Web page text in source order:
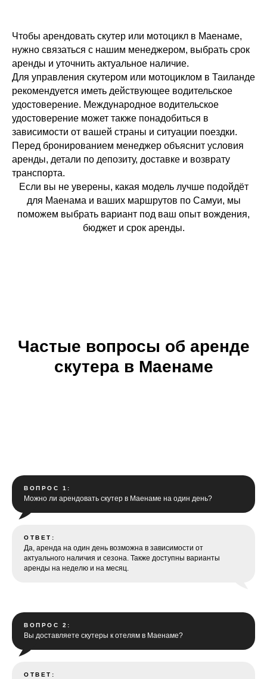
Чтобы арендовать скутер или мотоцикл в Маенаме,
нужно связаться с нашим менеджером, выбрать срок
аренды и уточнить актуальное наличие.
Для управления скутером или мотоциклом в Таиланде
рекомендуется иметь действующее водительское
удостоверение. Международное водительское
удостоверение может также понадобиться в
зависимости от вашей страны и ситуации поездки.
Перед бронированием менеджер объяснит условия
аренды, детали по депозиту, доставке и возврату
транспорта.
Если вы не уверены, какая модель лучше подойдёт
для Маенама и ваших маршрутов по Самуи, мы
поможем выбрать вариант под ваш опыт вождения,
бюджет и срок аренды.
Частые вопросы об аренде
скутера в Маенаме
ВОПРОС 1:
Можно ли арендовать скутер в Маенаме на один день?
ОТВЕТ:
Да, аренда на один день возможна в зависимости от
актуального наличия и сезона. Также доступны варианты
аренды на неделю и на месяц.
ВОПРОС 2:
Вы доставляете скутеры к отелям в Маенаме?
ОТВЕТ: